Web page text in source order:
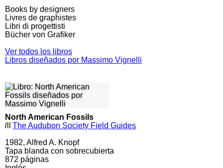
Books by designers
Livres de graphistes
Libri di progettisti
Bücher von Grafiker
Ver todos los libros
Libros diseñados por Massimo Vignelli
North American Fossils
l
The Audubon Society Field Guides
1982, Alfred A. Knopf
Tapa blanda con sobrecubierta
872 páginas